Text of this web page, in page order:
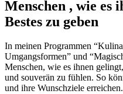
Menschen , wie es
Bestes zu geben
In meinen Programmen
Umgangsformen” und
Menschen, wie es ihnen
und souverän zu fühlen. So
und ihre Wunschziele erreichen.